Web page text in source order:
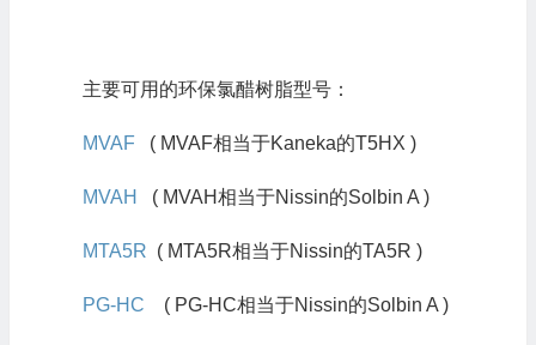
主要可用的环保氯醋树脂型号：
MVAF( MVAF相当于Kaneka的T5HX )
MVAH ( MVAH相当于Nissin的Solbin A )
MTA5R ( MTA5R相当于Nissin的TA5R )
PG-HC ( PG-HC相当于Nissin的Solbin A )